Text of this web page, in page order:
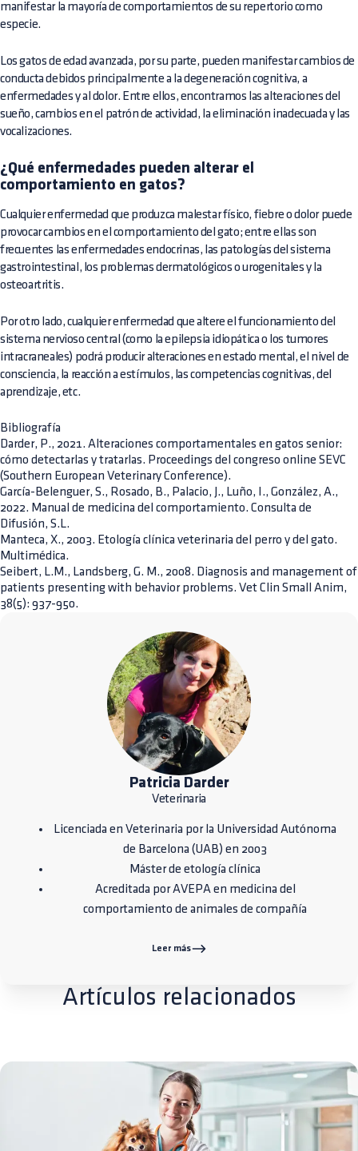
manifestar la mayoría de comportamientos de su repertorio como
especie.
Los gatos de edad avanzada, por su parte, pueden manifestar cambios de
conducta debidos principalmente a la degeneración cognitiva, a
enfermedades y al dolor. Entre ellos, encontramos las alteraciones del
sueño, cambios en el patrón de actividad, la eliminación inadecuada y las
vocalizaciones.
¿Qué enfermedades pueden alterar el
comportamiento en gatos?
Cualquier enfermedad que produzca malestar físico, fiebre o dolor puede
provocar cambios en el comportamiento del gato; entre ellas son
frecuentes las enfermedades endocrinas, las patologías del sistema
gastrointestinal, los problemas dermatológicos o urogenitales y la
osteoartritis.
Por otro lado, cualquier enfermedad que altere el funcionamiento del
sistema nervioso central (como la epilepsia idiopática o los tumores
intracraneales) podrá producir alteraciones en estado mental, el nivel de
consciencia, la reacción a estímulos, las competencias cognitivas, del
aprendizaje, etc.
Bibliografía
Darder, P., 2021. Alteraciones comportamentales en gatos senior:
cómo detectarlas y tratarlas. Proceedings del congreso online SEVC
(Southern European Veterinary Conference).
García-Belenguer, S., Rosado, B., Palacio, J., Luño, I., González, A.,
2022. Manual de medicina del comportamiento. Consulta de
Difusión, S.L.
Manteca, X., 2003. Etología clínica veterinaria del perro y del gato.
Multimédica.
Seibert, L.M., Landsberg, G. M., 2008. Diagnosis and management of
patients presenting with behavior problems. Vet Clin Small Anim,
38(5): 937-950.
Patricia Darder
Veterinaria
Licenciada en Veterinaria por la Universidad Autónoma
de Barcelona (UAB) en 2003
Máster de etología clínica
Acreditada por AVEPA en medicina del
comportamiento de animales de compañía
Leer más
Artículos relacionados